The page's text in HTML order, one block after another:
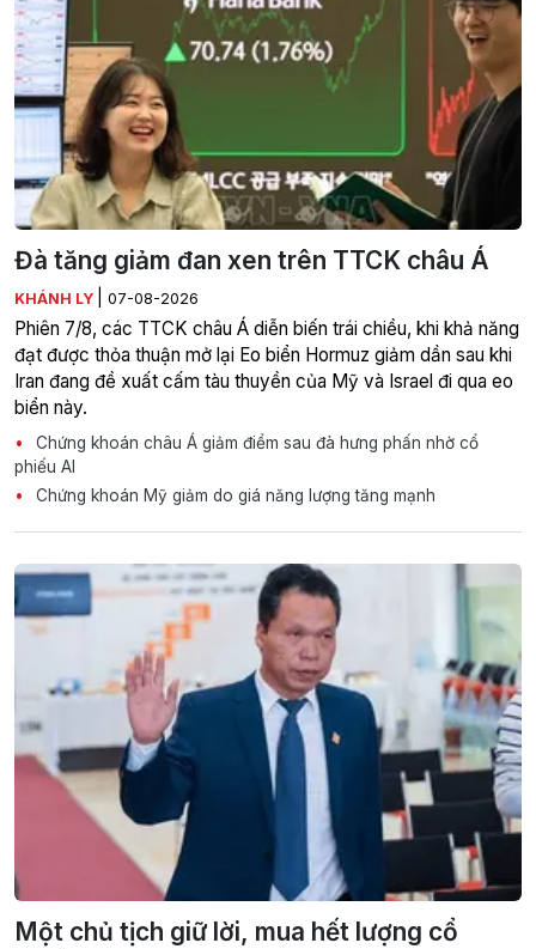
Đà tăng giảm đan xen trên TTCK châu Á
KHÁNH LY 07-08-2026
Phiên 7/8, các TTCK châu Á diễn biến trái chiều, khi khả năng
đạt được thỏa thuận mở lại Eo biển Hormuz giảm dần sau khi
Iran đang đề xuất cấm tàu thuyền của Mỹ và Israel đi qua eo
biển này.
Chứng khoán châu Á giảm điểm sau đà hưng phấn nhờ cổ
phiếu AI
Chứng khoán Mỹ giảm do giá năng lượng tăng mạnh
Một chủ tịch giữ lời, mua hết lượng cổ